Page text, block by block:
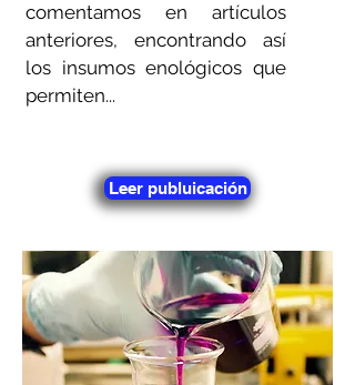
comentamos en artículos
anteriores, encontrando así
los insumos enológicos que
permiten...
Leer publuicación